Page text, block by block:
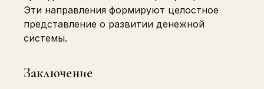
Эти направления формируют целостное
представление о развитии денежной
системы.
Заключение